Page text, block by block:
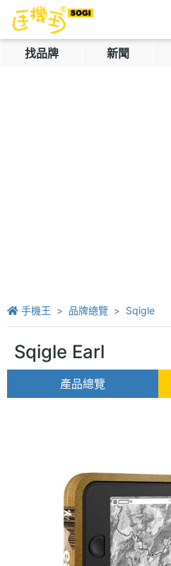
找品牌 新聞
手機王 品牌總覽 Sqigle
Sqigle Earl
產品總覽